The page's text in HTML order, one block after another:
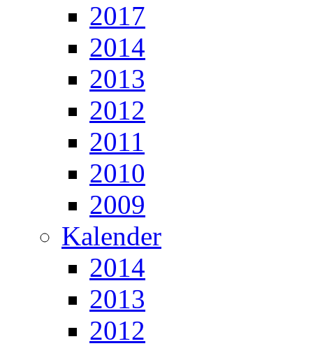
2017
2014
2013
2012
2011
2010
2009
Kalender
2014
2013
2012